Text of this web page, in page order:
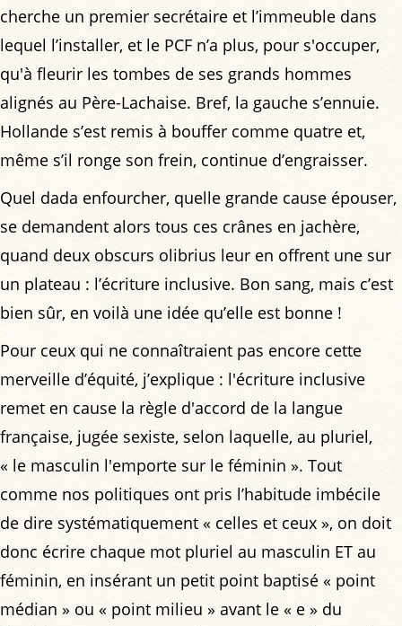
cherche un premier secrétaire et l’immeuble dans
lequel l’installer, et le PCF n’a plus, pour s'occuper,
qu'à fleurir les tombes de ses grands hommes
alignés au Père-Lachaise. Bref, la gauche s’ennuie.
Hollande s’est remis à bouffer comme quatre et,
même s’il ronge son frein, continue d’engraisser.
Quel dada enfourcher, quelle grande cause épouser,
se demandent alors tous ces crânes en jachère,
quand deux obscurs olibrius leur en offrent une sur
un plateau : l’écriture inclusive. Bon sang, mais c’est
bien sûr, en voilà une idée qu’elle est bonne !
Pour ceux qui ne connaîtraient pas encore cette
merveille d’équité, j’explique : l'écriture inclusive
remet en cause la règle d'accord de la langue
française, jugée sexiste, selon laquelle, au pluriel,
« le masculin l'emporte sur le féminin ». Tout
comme nos politiques ont pris l’habitude imbécile
de dire systématiquement « celles et ceux », on doit
donc écrire chaque mot pluriel au masculin ET au
féminin, en insérant un petit point baptisé « point
médian » ou « point milieu » avant le « e » du